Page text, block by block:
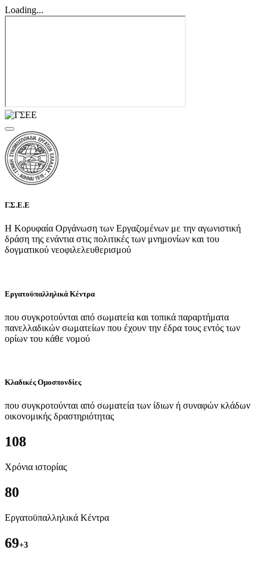
Loading...
Γ.Σ.Ε.Ε
Η Κορυφαία Οργάνωση των Εργαζομένων με την αγωνιστική
δράση της ενάντια στις πολιτικές των μνημονίων και του
δογματικού νεοφιλελευθερισμού
Εργατοϋπαλληλικά Κέντρα
που συγκροτούνται από σωματεία και τοπικά παραρτήματα
πανελλαδικών σωματείων που έχουν την έδρα τους εντός των
ορίων του κάθε νομού
Κλαδικές Ομοσπονδίες
που συγκροτούνται από σωματεία των ίδιων ή συναφών κλάδων
οικονομικής δραστηριότητας
108
Χρόνια ιστορίας
80
Εργατοϋπαλληλικά Κέντρα
69+3